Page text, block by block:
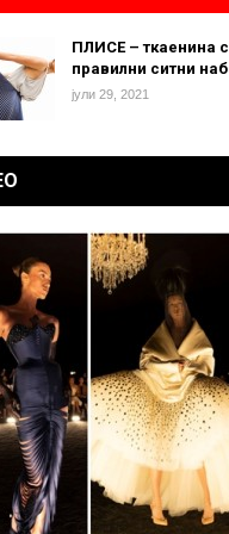
ПЛИСЕ – ткаенина
правилни ситни
јули 29, 2021